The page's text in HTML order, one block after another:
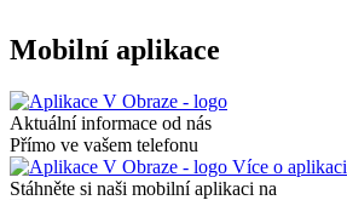
Mobilní aplikace
Aktuální informace od nás
Přímo ve vašem telefonu
Více o aplikaci
Stáhněte si naši mobilní aplikaci na